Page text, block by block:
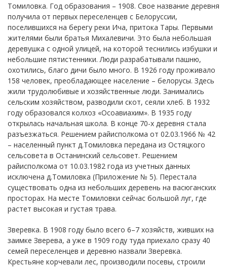
Томиловка. Год образования – 1908. Свое название деревня
получила от первых переселенцев с Белоруссии,
поселившихся на берегу реки Ича, притока Тары. Первыми
жителями были братья Михалевичи. Это была небольшая
деревушка с одной улицей, на которой теснились избушки и
небольшие пятистенники. Люди разрабатывали пашню,
охотились, благо дичи было много. В 1926 году проживало
158 человек, преобладающее население – белорусы. Здесь
жили трудолюбивые и хозяйственные люди. Занимались
сельским хозяйством, разводили скот, сеяли хлеб. В 1932
году образовался колхоз «Осоавиахим». В 1935 году
открылась начальная школа. В конце 70-х деревня стала
разъезжаться. Решением райисполкома от 02.03.1966 № 42
– населенный пункт д.Томиловка передана из Остяцкого
сельсовета в Останинский сельсовет. Решением
райисполкома от 10.03.1982 года из учетных данных
исключена д.Томиловка (Приложение № 5). Перестала
существовать одна из небольших деревень на васюганских
просторах. На месте Томиловки сейчас большой луг, где
растет высокая и густая трава.
Зверевка. В 1908 году было всего 6–7 хозяйств, живших на
заимке Зверева, а уже в 1909 году туда приехало сразу 40
семей переселенцев и деревню назвали Зверевка.
Крестьяне корчевали лес, производили посевы, строили